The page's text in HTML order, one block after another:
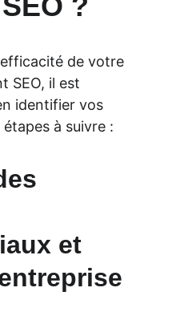
de votre
SEO, il est
identifier vos
à suivre :
et